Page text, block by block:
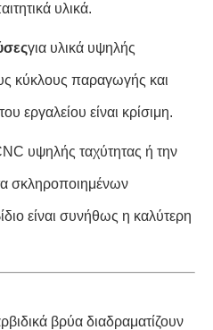
υλικά.
για υλικά υψηλής
κύκλους παραγωγής και
εργαλείου είναι κρίσιμη.
υψηλής ταχύτητας ή την
σκληροποιημένων
είναι συνήθως η καλύτερη
βρύα διαδραματίζουν